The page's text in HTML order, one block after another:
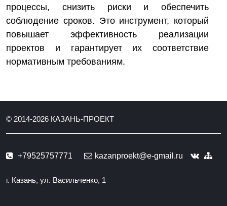
процессы, снизить риски и обеспечить
соблюдение сроков. Это инструмент, который
повышает эффективность реализации
проектов и гарантирует их соответствие
нормативным требованиям.
© 2014-2026 КАЗАНЬ-ПРОЕКТ
+79525757771 kazanproekt@e-gmail.ru
г. Казань, ул. Васильченко, 1